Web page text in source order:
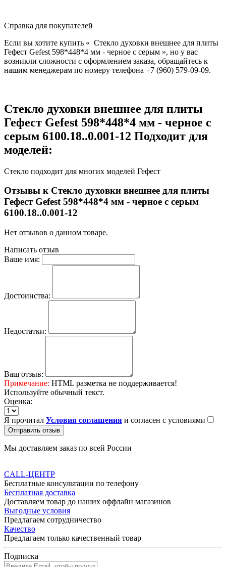
Справка для покупателей
Если вы хотите купить « Стекло духовки внешнее для плиты
Гефест Gefest 598*448*4 мм - черное с серым », но у вас
возникли сложности с оформлением заказа, обращайтесь к
нашим менеджерам по номеру телефона +7 (960) 579-09-09.
Стекло духовки внешнее для плиты
Гефест Gefest 598*448*4 мм - черное с
серым 6100.18..0.001-12 Подходит для
моделей:
Стекло подходит для многих моделей Гефест
Отзывы к Стекло духовки внешнее для плиты
Гефест Gefest 598*448*4 мм - черное с серым
6100.18..0.001-12
Нет отзывов о данном товаре.
Написать отзыв
Ваше имя:
Достоинства:
Недостатки:
Ваш отзыв:
Примечание: HTML разметка не поддерживается!
Используйте обычный текст.
Оценка:
Я прочитал Условия соглашения и согласен с условиями
Отправить отзыв
Мы доставляем заказ по всей России
CALL-ЦЕНТР
Бесплатные консультации по телефону
Бесплатная доставка
Доставляем товар до наших оффлайн магазинов
Выгодные условия
Предлагаем сотрудничество
Качество
Предлагаем только качественный товар
Подписка